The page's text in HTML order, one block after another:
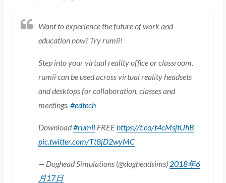
Want to experience the future of work and
education now? Try rumii!
Step into your virtual reality office or classroom.
rumii can be used across virtual reality headsets
and desktops for collaboration, classes and
meetings.#edtech
Download#rumii FREE https://t.co/t4cMsjtUhB
pic.twitter.com/Tt8jD2wyMC
— Doghead Simulations (@dogheadsims) 2018年6
月17日